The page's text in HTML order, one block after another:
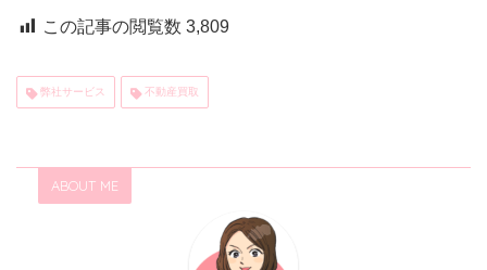
この記事の閲覧数 3,809
弊社サービス 不動産買取
ABOUT ME